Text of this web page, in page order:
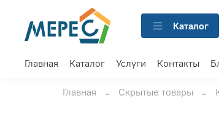
Каталог
Главная Каталог Услуги Контакты
Главная Скрытые товары